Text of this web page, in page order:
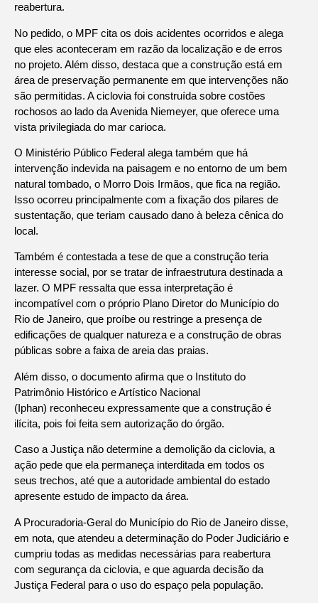
reabertura.
No pedido, o MPF cita os dois acidentes ocorridos e alega
que eles aconteceram em razão da localização e de erros
no projeto. Além disso, destaca que a construção está em
área de preservação permanente em que intervenções não
são permitidas. A ciclovia foi construída sobre costões
rochosos ao lado da Avenida Niemeyer, que oferece uma
vista privilegiada do mar carioca.
O Ministério Público Federal alega também que há
intervenção indevida na paisagem e no entorno de um bem
natural tombado, o Morro Dois Irmãos, que fica na região.
Isso ocorreu principalmente com a fixação dos pilares de
sustentação, que teriam causado dano à beleza cênica do
local.
Também é contestada a tese de que a construção teria
interesse social, por se tratar de infraestrutura destinada a
lazer. O MPF ressalta que essa interpretação é
incompatível com o próprio Plano Diretor do Município do
Rio de Janeiro, que proíbe ou restringe a presença de
edificações de qualquer natureza e a construção de obras
públicas sobre a faixa de areia das praias.
Além disso, o documento afirma que o Instituto do
Patrimônio Histórico e Artístico Nacional
(Iphan) reconheceu expressamente que a construção é
ilícita, pois foi feita sem autorização do órgão.
Caso a Justiça não determine a demolição da ciclovia, a
ação pede que ela permaneça interditada em todos os
seus trechos, até que a autoridade ambiental do estado
apresente estudo de impacto da área.
A Procuradoria-Geral do Município do Rio de Janeiro disse,
em nota, que atendeu a determinação do Poder Judiciário e
cumpriu todas as medidas necessárias para reabertura
com segurança da ciclovia, e que aguarda decisão da
Justiça Federal para o uso do espaço pela população.